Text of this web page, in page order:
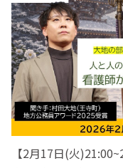
【2月17日(火